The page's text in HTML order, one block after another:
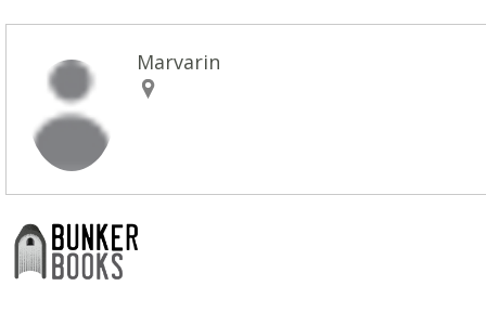
Marvarin